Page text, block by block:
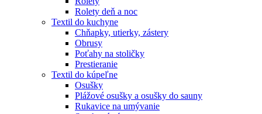
Rolety deň a noc
Textil do kuchyne
Chňapky, utierky, zástery
Obrusy
Poťahy na stoličky
Prestieranie
Textil do kúpeľne
Osušky
Plážové osušky a osušky do sauny
Rukavice na umývanie